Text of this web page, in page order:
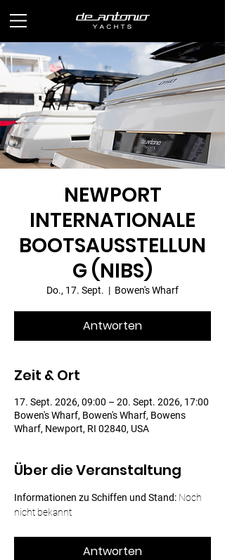
NEWPORT
INTERNATIONALE
BOOTSAUSSTELLUN
G (NIBS)
Do., 17. Sept.
  |
Bowen's Wharf
Antworten
Zeit & Ort
17. Sept. 2026, 09:00 – 20. Sept. 2026, 17:00
Bowen's Wharf, Bowen's Wharf, Bowens
Wharf, Newport, RI 02840, USA
Über die Veranstaltung
Informationen zu Schiffen und Stand: Noch
nicht bekannt
Antworten